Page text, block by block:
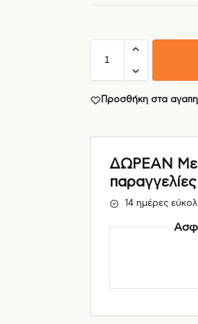
Προσθήκη στα
ΔΩΡΕΑΝ
14 ημέρες